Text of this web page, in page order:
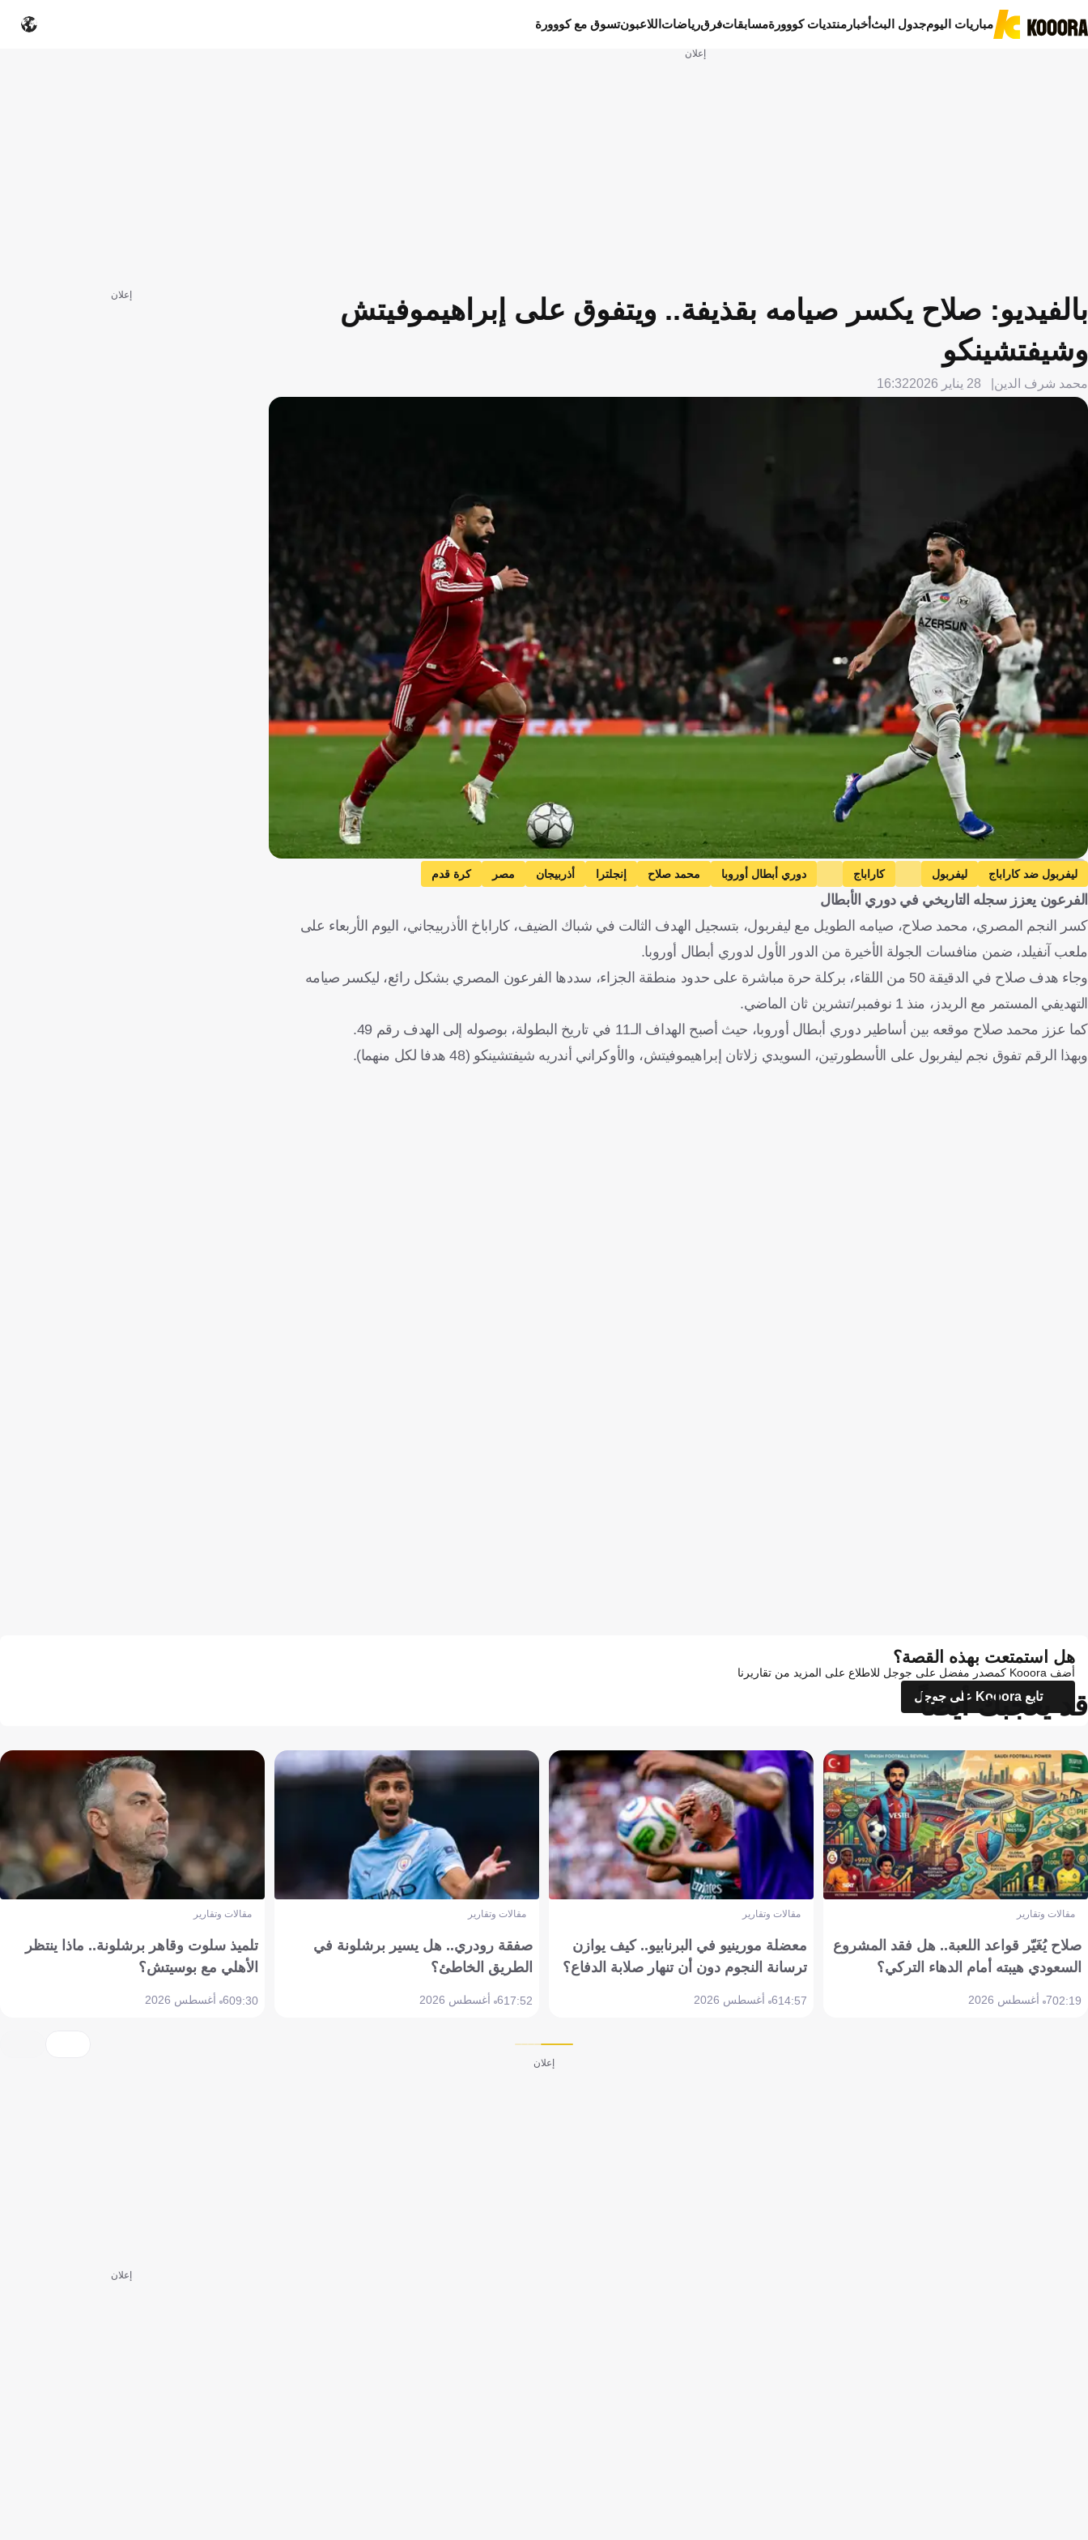
مباريات اليومجدول البثأخبار منتديات كووورةمسابقاتفرقرياضات اللاعبونتسوق مع كووورة
إعلان
بالفيديو: صلاح يكسر صيامه بقذيفة.. ويتفوق على إبراهيموفيتش
وشيفتشينكو
محمد شرف الدين 28 يناير 2026 16:32
Getty Images
ليفربول ضد كاراباج ليفربول كاراباج دوري أبطال أوروبا محمد صلاح إنجلترا أذربيجان مصر كرة قدم
الفرعون يعزز سجله التاريخي في دوري الأبطال
كسر النجم المصري، محمد صلاح، صيامه الطويل مع ليفربول، بتسجيل الهدف الثالت في شباك الضيف، كاراباخ الأذربيجاني، اليوم الأربعاء على
ملعب آنفيلد، ضمن منافسات الجولة الأخيرة من الدور الأول لدوري أبطال أوروبا.
وجاء هدف صلاح في الدقيقة 50 من اللقاء، بركلة حرة مباشرة على حدود منطقة الجزاء، سددها الفرعون المصري بشكل رائع، ليكسر صيامه
التهديفي المستمر مع الريدز، منذ 1 نوفمبر/تشرين ثان الماضي.
كما عزز محمد صلاح موقعه بين أساطير دوري أبطال أوروبا، حيث أصبح الهداف الـ11 في تاريخ البطولة، بوصوله إلى الهدف رقم 49.
وبهذا الرقم تفوق نجم ليفربول على الأسطورتين، السويدي زلاتان إبراهيموفيتش، والأوكراني أندريه شيفتشينكو (48 هدفا لكل منهما).
إعلان
هل استمتعت بهذه القصة؟
أضف Kooora كمصدر مفضل على جوجل للاطلاع على المزيد من تقاريرنا
تابع Kooora على جوجل
قد يعجبك أيضاً
مقالات وتقارير
صلاح يُغَيّر قواعد اللعبة.. هل فقد المشروع
السعودي هيبته أمام الدهاء التركي؟
02:197 أغسطس 2026
مقالات وتقارير
معضلة مورينيو في البرنابيو.. كيف يوازن
ترسانة النجوم دون أن تنهار صلابة الدفاع؟
14:576 أغسطس 2026
مقالات وتقارير
صفقة رودري.. هل يسير برشلونة في
الطريق الخاطئ؟
17:526 أغسطس 2026
مقالات وتقارير
تلميذ سلوت وقاهر برشلونة.. ماذا ينتظر
الأهلي مع بوسيتش؟
09:306 أغسطس 2026
إعلان
إعلان